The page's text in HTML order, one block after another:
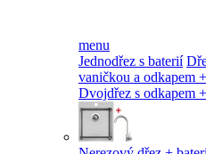
menu
Jednodřez s baterií
vaničkou a odkapem
Dvojdřez s odkapem